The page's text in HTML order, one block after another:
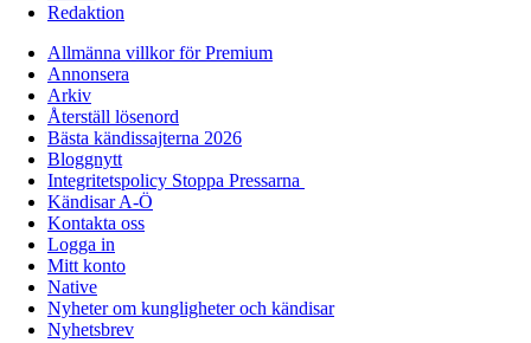
Redaktion
Allmänna villkor för Premium
Annonsera
Arkiv
Återställ lösenord
Bästa kändissajterna 2026
Bloggnytt
Integritetspolicy Stoppa Pressarna
Kändisar A-Ö
Kontakta oss
Logga in
Mitt konto
Native
Nyheter om kungligheter och kändisar
Nyhetsbrev